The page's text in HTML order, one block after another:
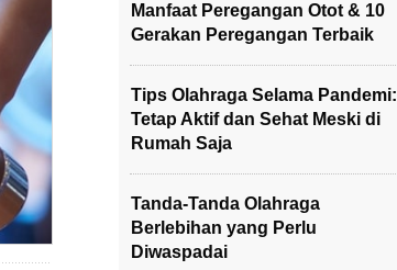
Manfaat Peregangan Otot & 10
Gerakan Peregangan Terbaik
Tips Olahraga Selama Pandemi:
Tetap Aktif dan Sehat Meski di
Rumah Saja
Tanda-Tanda Olahraga
Berlebihan yang Perlu
Diwaspadai